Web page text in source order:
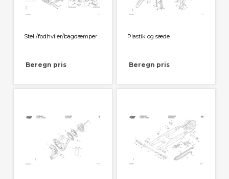
Stel /fodhviler/bagdæmper
Beregn pris
Plastik og sæde
Beregn pris